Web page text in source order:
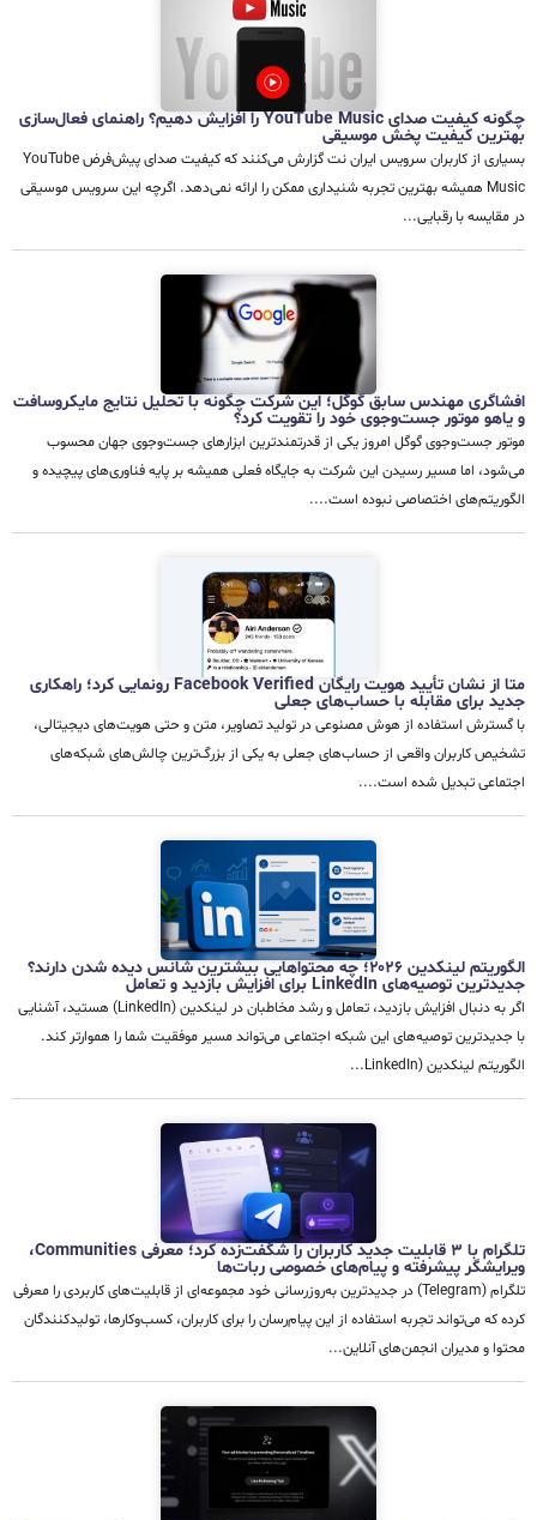
چگونه کیفیت صدای YouTube Music را افزایش دهیم؟ راهنمای فعال‌سازی
بهترین کیفیت پخش موسیقی
بسیاری از کاربران سرویس ایران نت گزارش می‌کنند که کیفیت صدای پیش‌فرض YouTube
Music همیشه بهترین تجربه شنیداری ممکن را ارائه نمی‌دهد. اگرچه این سرویس موسیقی
در مقایسه با رقبایی...
افشاگری مهندس سابق گوگل؛ این شرکت چگونه با تحلیل نتایج مایکروسافت
و یاهو موتور جست‌وجوی خود را تقویت کرد؟
موتور جست‌وجوی گوگل امروز یکی از قدرتمندترین ابزارهای جست‌وجوی جهان محسوب
می‌شود، اما مسیر رسیدن این شرکت به جایگاه فعلی همیشه بر پایه فناوری‌های پیچیده و
الگوریتم‌های اختصاصی نبوده است....
متا از نشان تأیید هویت رایگان Facebook Verified رونمایی کرد؛ راهکاری
جدید برای مقابله با حساب‌های جعلی
با گسترش استفاده از هوش مصنوعی در تولید تصاویر، متن و حتی هویت‌های دیجیتالی،
تشخیص کاربران واقعی از حساب‌های جعلی به یکی از بزرگ‌ترین چالش‌های شبکه‌های
اجتماعی تبدیل شده است....
الگوریتم لینکدین ۲۰۲۶؛ چه محتواهایی بیشترین شانس دیده شدن دارند؟
جدیدترین توصیه‌های LinkedIn برای افزایش بازدید و تعامل
اگر به دنبال افزایش بازدید، تعامل و رشد مخاطبان در لینکدین (LinkedIn) هستید، آشنایی
با جدیدترین توصیه‌های این شبکه اجتماعی می‌تواند مسیر موفقیت شما را هموارتر کند.
الگوریتم لینکدین (LinkedIn...
تلگرام با ۳ قابلیت جدید کاربران را شگفت‌زده کرد؛ معرفی Communities،
ویرایشگر پیشرفته و پیام‌های خصوصی ربات‌ها
تلگرام (Telegram) در جدیدترین به‌روزرسانی خود مجموعه‌ای از قابلیت‌های کاربردی را معرفی
کرده که می‌تواند تجربه استفاده از این پیام‌رسان را برای کاربران، کسب‌وکارها، تولیدکنندگان
محتوا و مدیران انجمن‌های آنلاین...